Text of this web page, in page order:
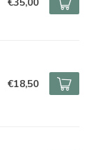
€18,50